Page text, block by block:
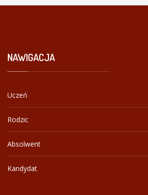
NAWIGACJA
Uczeń
Rodzic
Absolwent
Kandydat